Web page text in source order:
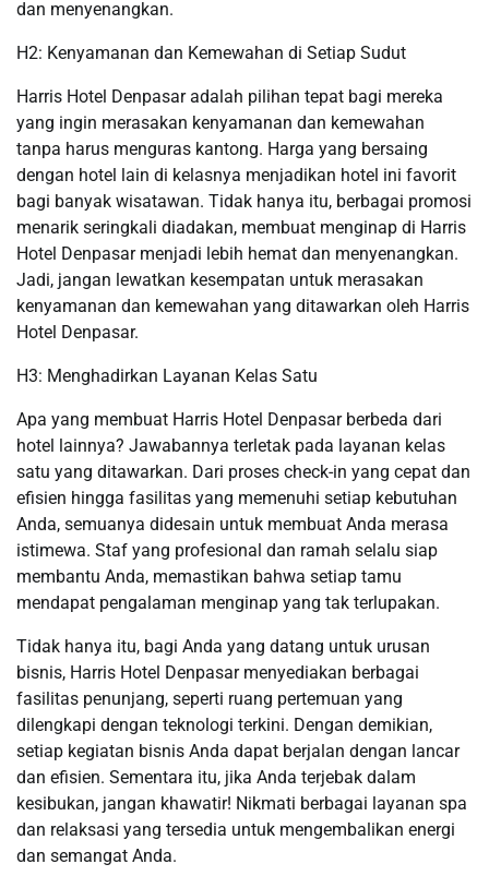
dan menyenangkan.
H2: Kenyamanan dan Kemewahan di Setiap Sudut
Harris Hotel Denpasar adalah pilihan tepat bagi mereka
yang ingin merasakan kenyamanan dan kemewahan
tanpa harus menguras kantong. Harga yang bersaing
dengan hotel lain di kelasnya menjadikan hotel ini favorit
bagi banyak wisatawan. Tidak hanya itu, berbagai promosi
menarik seringkali diadakan, membuat menginap di Harris
Hotel Denpasar menjadi lebih hemat dan menyenangkan.
Jadi, jangan lewatkan kesempatan untuk merasakan
kenyamanan dan kemewahan yang ditawarkan oleh Harris
Hotel Denpasar.
H3: Menghadirkan Layanan Kelas Satu
Apa yang membuat Harris Hotel Denpasar berbeda dari
hotel lainnya? Jawabannya terletak pada layanan kelas
satu yang ditawarkan. Dari proses check-in yang cepat dan
efisien hingga fasilitas yang memenuhi setiap kebutuhan
Anda, semuanya didesain untuk membuat Anda merasa
istimewa. Staf yang profesional dan ramah selalu siap
membantu Anda, memastikan bahwa setiap tamu
mendapat pengalaman menginap yang tak terlupakan.
Tidak hanya itu, bagi Anda yang datang untuk urusan
bisnis, Harris Hotel Denpasar menyediakan berbagai
fasilitas penunjang, seperti ruang pertemuan yang
dilengkapi dengan teknologi terkini. Dengan demikian,
setiap kegiatan bisnis Anda dapat berjalan dengan lancar
dan efisien. Sementara itu, jika Anda terjebak dalam
kesibukan, jangan khawatir! Nikmati berbagai layanan spa
dan relaksasi yang tersedia untuk mengembalikan energi
dan semangat Anda.